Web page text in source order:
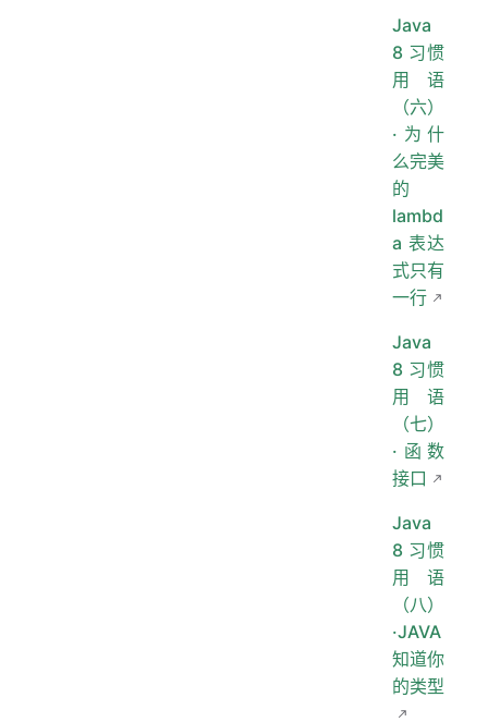
Java
8 习惯
用语
（六）
·为什
么完美
的
lambd
a 表达
式只有
一行
Java
8 习惯
用语
（七）
·函数
接口
Java
8 习惯
用语
（八）
·JAVA
知道你
的类型